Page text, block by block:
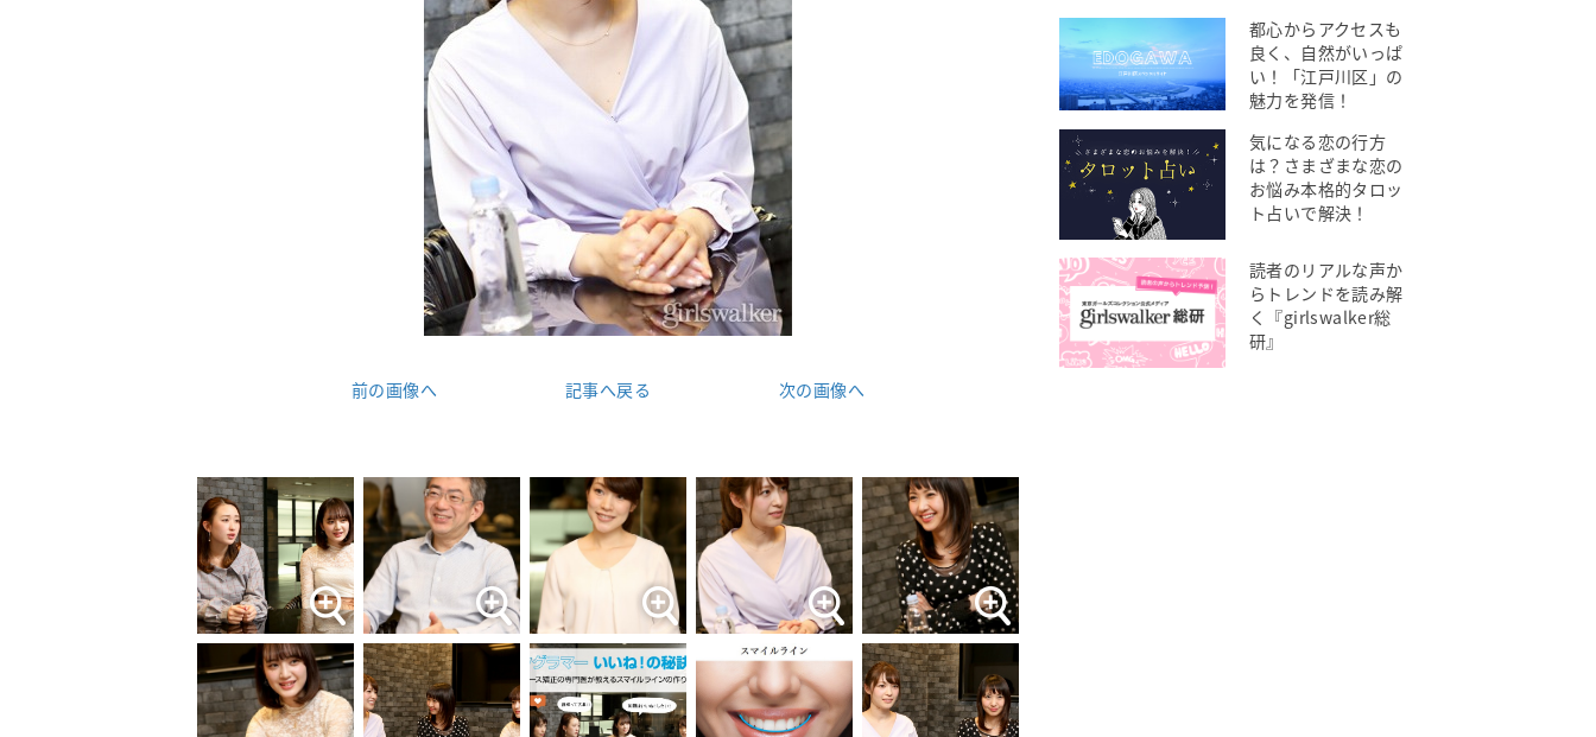
前の画像へ 記事へ戻る 次の画像へ
都心からアクセスも
良く、自然がいっぱ
い！「江戸川区」の
魅力を発信！
気になる恋の行方
は？さまざまな恋の
お悩み本格的タロッ
ト占いで解決！
読者のリアルな声か
らトレンドを読み解
く『girlswalker総
研』